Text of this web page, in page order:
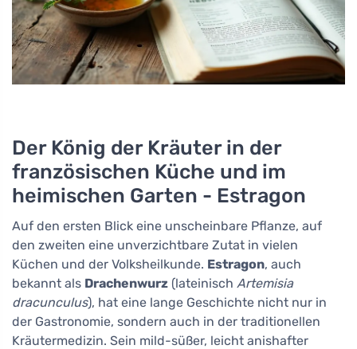
Der König der Kräuter in der
französischen Küche und im
heimischen Garten - Estragon
Auf den ersten Blick eine unscheinbare Pflanze, auf
den zweiten eine unverzichtbare Zutat in vielen
Küchen und der Volksheilkunde. Estragon, auch
bekannt als Drachenwurz (lateinisch Artemisia
dracunculus), hat eine lange Geschichte nicht nur in
der Gastronomie, sondern auch in der traditionellen
Kräutermedizin. Sein mild-süßer, leicht anishafter